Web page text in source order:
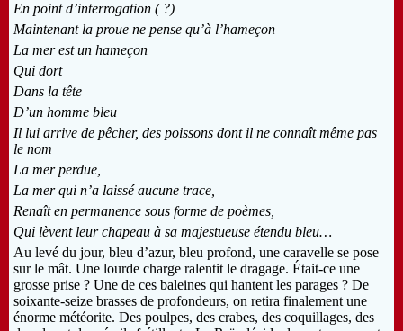
En point d’interrogation ( ?)
Maintenant la proue ne pense qu’à l’hameçon
La mer est un hameçon
Qui dort
Dans la tête
D’un homme bleu
Il lui arrive de pêcher, des poissons dont il ne connaît même pas
le nom
La mer perdue,
La mer qui n’a laissé aucune trace,
Renaît en permanence sous forme de poèmes,
Qui lèvent leur chapeau à sa majestueuse étendu bleu…
Au levé du jour, bleu d’azur, bleu profond, une caravelle se pose
sur le mât. Une lourde charge ralentit le dragage. Était-ce une
grosse prise ? Une de ces baleines qui hantent les parages ? De
soixante-seize brasses de profondeurs, on retira finalement une
énorme météorite. Des poulpes, des crabes, des coquillages, des